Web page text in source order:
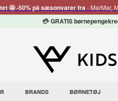
🤩 -50% på sæsonvarer fra- MarMar,
💳 GRATIS
BRANDS BØRNETØJ